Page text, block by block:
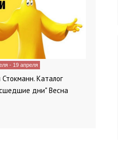
- 19 апреля
Каталог
дни" Весна